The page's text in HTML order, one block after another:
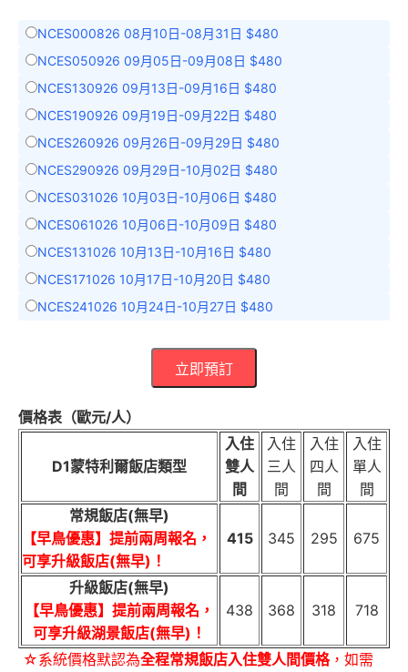
NCES000826 08月10日-08月31日 $480
NCES050926 09月05日-09月08日 $480
NCES130926 09月13日-09月16日 $480
NCES190926 09月19日-09月22日 $480
NCES260926 09月26日-09月29日 $480
NCES290926 09月29日-10月02日 $480
NCES031026 10月03日-10月06日 $480
NCES061026 10月06日-10月09日 $480
NCES131026 10月13日-10月16日 $480
NCES171026 10月17日-10月20日 $480
NCES241026 10月24日-10月27日 $480
立即預訂
價格表（歐元/人）
D1蒙特利爾飯店類型
入住
雙人
間
入住
三人
間
入住
四人
間
入住
單人
間
常規飯店(無早)
【早鳥優惠】提前兩周報名，
可享升級飯店(無早)！
415 345 295 675
升級飯店(無早)
【早鳥優惠】提前兩周報名，
可享升級湖景飯店(無早)！
438 368 318 718
☆系統價格默認為全程常規飯店入住雙人間價格，如需